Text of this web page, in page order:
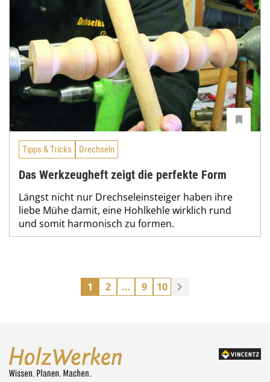
Tipps & Tricks Drechseln
Das Werkzeugheft zeigt die perfekte Form
Längst nicht nur Drechseleinsteiger haben ihre
liebe Mühe damit, eine Hohlkehle wirklich rund
und somit harmonisch zu formen.
1 2 … 9 10